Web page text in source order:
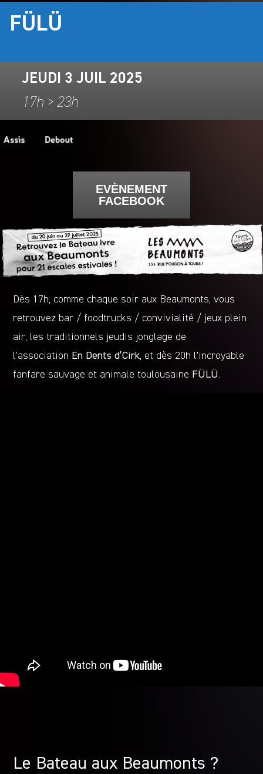
FÜLÜ
JEUDI 3 JUIL 2025
17h > 23h
EVÈNEMENT
FACEBOOK
Dès 17h, comme chaque soir aux Beaumonts, vous
retrouvez bar / foodtrucks / convivialité / jeux plein
air, les traditionnels jeudis jonglage de
l’association En Dents d’Cirk, et dès 20h l’incroyable
fanfare sauvage et animale toulousaine FÜLÜ.
Le Bateau aux Beaumonts ?